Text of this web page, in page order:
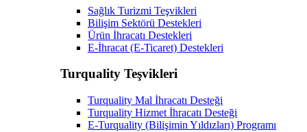
Sağlık Turizmi Teşvikleri
Bilişim Sektörü Destekleri
Ürün İhracatı Destekleri
E-İhracat (E-Ticaret) Destekleri
Turquality Teşvikleri
Turquality Mal İhracatı Desteği
Turquality Hizmet İhracatı Desteği
E-Turquality (Bilişimin Yıldızları) Programı